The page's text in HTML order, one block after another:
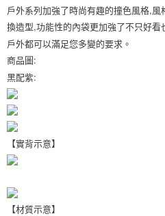
https://aftee.tw/terms/#terms3
「AFTEE先享後付」，若未經同意申辦
任。
４．使用「AFTEE先享後付」時，將依
請求用戶進行身份認證。
５．嚴禁一人註冊多個帳號或使用他人
恩沛科技股份有限公司將有權停止該用
通盈貨運宅配
每筆NT$120
海外／順豐到付運費
戶外系列加強了時尚有趣的撞色風格,
換造型,功能性的內袋更加強了不只好
戶外都可以滿足您多變的要求。
商品圖:
黑配紫:
【實背示意】
【材質示意】